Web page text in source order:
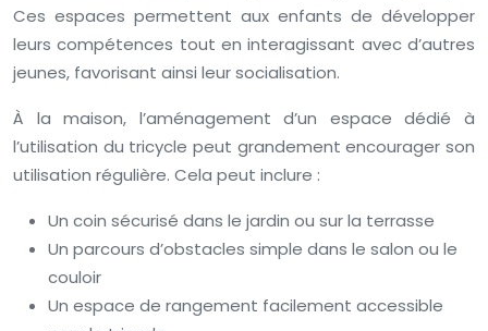
Ces espaces permettent aux enfants de développer
leurs compétences tout en interagissant avec d’autres
jeunes, favorisant ainsi leur socialisation.
À la maison, l’aménagement d’un espace dédié à
l’utilisation du tricycle peut grandement encourager son
utilisation régulière. Cela peut inclure :
Un coin sécurisé dans le jardin ou sur la terrasse
Un parcours d’obstacles simple dans le salon ou le
couloir
Un espace de rangement facilement accessible